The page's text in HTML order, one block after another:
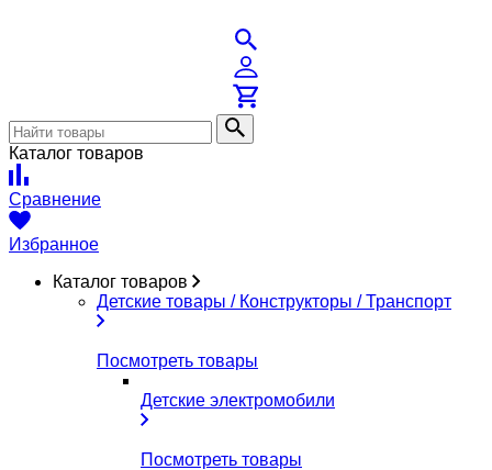
Каталог товаров
Сравнение
Избранное
Каталог товаров
Детские товары / Конструкторы / Транспорт
Посмотреть товары
Детские электромобили
Посмотреть товары